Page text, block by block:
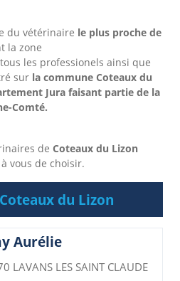
du vétérinaire le plus proche de
la zone
les professionels ainsi que
sur la commune Coteaux du
Jura faisant partie de la
Comté.
de Coteaux du Lizon
vous de choisir.
Coteaux du Lizon
Aurélie
LES SAINT CLAUDE